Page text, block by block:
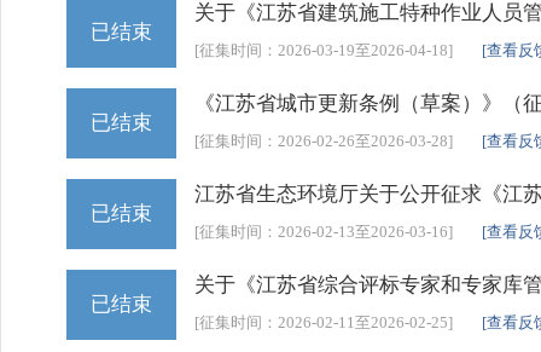
已结束
关于《江苏省建筑施工特种作业人员
[征集时间：2026-03-19至2026-04-18] [查看反
已结束
《江苏省城市更新条例（草案）》（
[征集时间：2026-02-26至2026-03-28] [查看反
已结束
江苏省生态环境厅关于公开征求《江
[征集时间：2026-02-13至2026-03-16] [查看反
已结束
关于《江苏省综合评标专家和专家库
[征集时间：2026-02-11至2026-02-25] [查看反